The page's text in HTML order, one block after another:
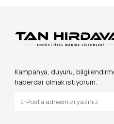
Kampanya, duyuru,
haberdar olmak istiyorum.